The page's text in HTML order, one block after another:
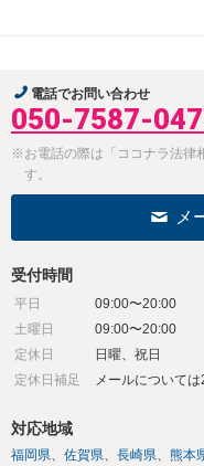
電話でお問い合わせ
050-7587-
※お電話の際は「ココナラ法律
す。
メ
受付時間
平日
09:00〜20:00
土曜日
09:00〜20:00
定休日
日曜、祝日
定休日補足
メールについては
対応地域
福岡県 佐賀県 長崎県 熊本